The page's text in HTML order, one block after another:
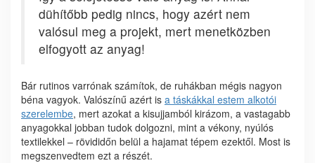
dühítőbb pedig nincs, hogy azért nem
valósul meg a projekt, mert menetközben
elfogyott az anyag!
Bár rutinos varrónak számítok, de ruhákban mégis nagyon
béna vagyok. Valószínű azért is a táskákkal estem alkotói
szerelembe, mert azokat a kisujjamból kirázom, a vastagabb
anyagokkal jobban tudok dolgozni, mint a vékony, nyúlós
textilekkel – rövididőn belül a hajamat tépem ezektől. Most is
megszenvedtem ezt a részét.